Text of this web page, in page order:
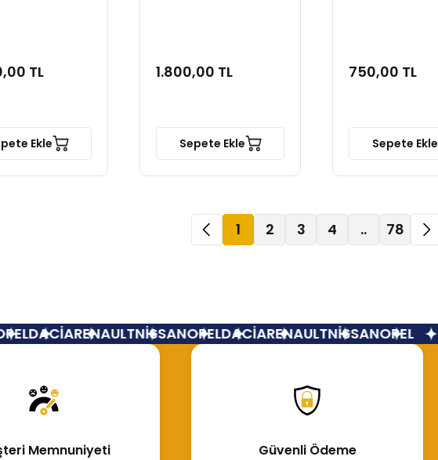
TL
Ekle
1.800,00 TL
Sepete Ekle
750,00 TL
Sepete Ekle
1 2 3 4 .. 78
DACİARENAULTNİSSANOPELDACİARENAULTNİSSANOPEL
Memnuniyeti Güvenli Ödeme